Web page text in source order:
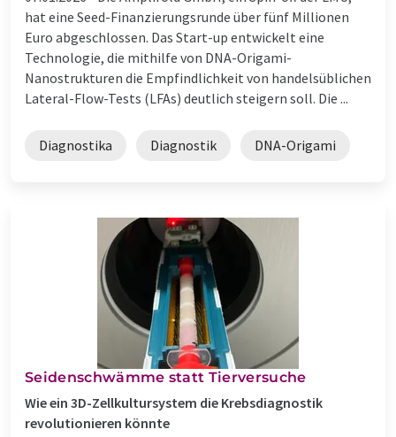
hat eine Seed-Finanzierungsrunde über fünf Millionen
Euro abgeschlossen. Das Start-up entwickelt eine
Technologie, die mithilfe von DNA-Origami-
Nanostrukturen die Empfindlichkeit von handelsüblichen
Lateral-Flow-Tests (LFAs) deutlich steigern soll. Die ...
Diagnostika Diagnostik DNA-Origami
Seidenschwämme statt Tierversuche
Wie ein 3D-Zellkultursystem die Krebsdiagnostik
revolutionieren könnte